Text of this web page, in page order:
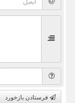
فرستادن بازخورد